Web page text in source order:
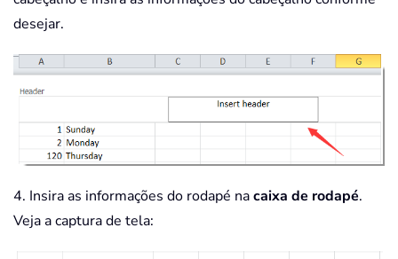
desejar.
4. Insira as informações do rodapé nacaixa de rodapé.
Veja a captura de tela: